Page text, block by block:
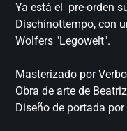
Ya está el pre-orden
Dischinottempo, con
Wolfers "Legowelt".
Masterizado por
Obra de arte de
Diseño de portada